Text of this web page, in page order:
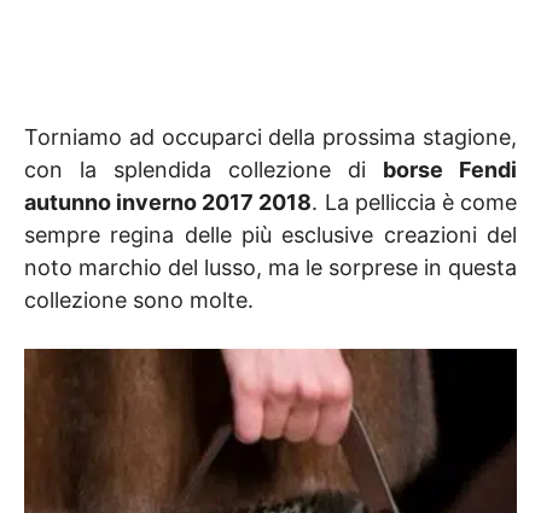
Torniamo ad occuparci della prossima stagione,
con la splendida collezione di borse Fendi
autunno inverno 2017 2018. La pelliccia è come
sempre regina delle più esclusive creazioni del
noto marchio del lusso, ma le sorprese in questa
collezione sono molte.